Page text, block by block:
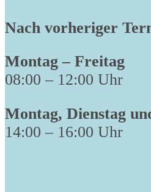
Nach vorheriger
Montag – Freitag
08:00 – 12:00 Uhr
Montag, Dienstag
14:00 – 16:00 Uhr